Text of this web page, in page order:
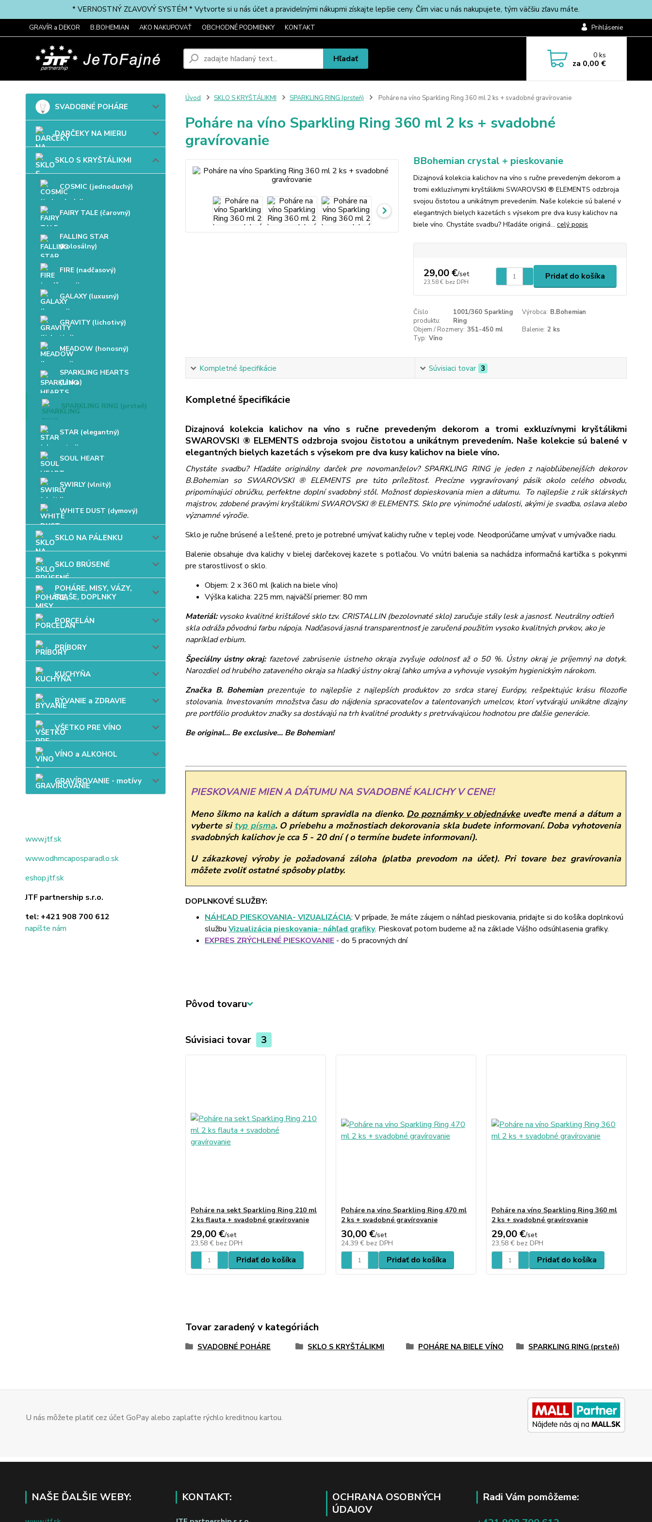
* VERNOSTNÝ ZĽAVOVÝ SYSTÉM * Vytvorte si u nás účet a pravidelnými nákupmi získajte lepšie ceny. Čím viac u nás nakupujete, tým väčšiu zľavu máte.
GRAVÍR a DEKOR B.BOHEMIAN AKO NAKUPOVAŤ OBCHODNÉ PODMIENKY KONTAKT Prihlásenie
Hľadať 0ks
za 0,00 €
SVADOBNÉ POHÁRE
DARČEKY NA MIERU
SKLO S KRYŠTÁLIKMI
COSMIC (jednoduchý)
FAIRY TALE (čarovný)
FALLING STAR
(kolosálny)
FIRE (nadčasový)
GALAXY (luxusný)
GRAVITY (lichotivý)
MEADOW (honosný)
SPARKLING HEARTS
(láska)
SPARKLING RING (prsteň)
STAR (elegantný)
SOUL HEART
SWIRLY (vlnitý)
WHITE DUST (dymový)
SKLO NA PÁLENKU
SKLO BRÚSENÉ
POHÁRE, MISY, VÁZY,
FĽAŠE, DOPLNKY
PORCELÁN
PRÍBORY
KUCHYŇA
BÝVANIE a ZDRAVIE
VŠETKO PRE VÍNO
VÍNO a ALKOHOL
GRAVÍROVANIE - motívy
www.jtf.sk
www.odhrncaposparadlo.sk
eshop.jtf.sk
JTF partnership s.r.o.
tel: +421 908 700 612
napíšte nám
Úvod SKLO S KRYŠTÁLIKMI SPARKLING RING (prsteň) Poháre na víno Sparkling Ring 360 ml 2 ks + svadobné gravírovanie
Poháre na víno Sparkling Ring 360 ml 2 ks + svadobné
gravírovanie
BBohemian crystal + pieskovanie
Dizajnová kolekcia kalichov na víno s ručne prevedeným dekorom a
tromi exkluzívnymi kryštálikmi SWAROVSKI ® ELEMENTS odzbroja
svojou čistotou a unikátnym prevedením. Naše kolekcie sú balené v
elegantných bielych kazetách s výsekom pre dva kusy kalichov na
biele víno. Chystáte svadbu? Hľadáte originá... celý popis
29,00 €/set
23,58 € bez DPH
Pridať do košíka
Číslo
produktu:
1001/360 Sparkling
Ring
Výrobca: B.Bohemian
Objem / Rozmery: 351-450 ml Balenie: 2 ks
Typ: Víno
Kompletné špecifikácie Súvisiaci tovar 3
Kompletné špecifikácie
Dizajnová kolekcia kalichov na víno s ručne prevedeným dekorom a tromi exkluzívnymi kryštálikmi
SWAROVSKI ® ELEMENTS odzbroja svojou čistotou a unikátnym prevedením. Naše kolekcie sú balené v
elegantných bielych kazetách s výsekom pre dva kusy kalichov na biele víno.
Chystáte svadbu? Hľadáte originálny darček pre novomanželov? SPARKLING RING je jeden z najobľúbenejších dekorov
B.Bohemian so SWAROVSKI ® ELEMENTS pre túto príležitosť. Precízne vygravírovaný pásik okolo celého obvodu,
pripomínajúci obrúčku, perfektne doplní svadobný stôl. Možnosť dopieskovania mien a dátumu. To najlepšie z rúk sklárskych
majstrov, zdobené pravými kryštálikmi SWAROVSKI ® ELEMENTS. Sklo pre výnimočné udalosti, akými je svadba, oslava alebo
významné výročie.
Sklo je ručne brúsené a leštené, preto je potrebné umývať kalichy ručne v teplej vode. Neodporúčame umývať v umývačke riadu.
Balenie obsahuje dva kalichy v bielej darčekovej kazete s potlačou. Vo vnútri balenia sa nachádza informačná kartička s pokynmi
pre starostlivosť o sklo.
Objem: 2 x 360 ml (kalich na biele víno)
Výška kalicha: 225 mm, najväčší priemer: 80 mm
Materiál: vysoko kvalitné krištáľové sklo tzv. CRISTALLIN (bezolovnaté sklo) zaručuje stály lesk a jasnosť. Neutrálny odtieň
skla odráža pôvodnú farbu nápoja. Nadčasová jasná transparentnosť je zaručená použitím vysoko kvalitných prvkov, ako je
napríklad erbium.
Špeciálny ústny okraj:fazetové zabrúsenie ústneho okraja zvyšuje odolnosť až o 50 %. Ústny okraj je príjemný na dotyk.
Narozdiel od hrubého zataveného okraja sa hladký ústny okraj ľahko umýva a vyhovuje vysokým hygienickým nárokom.
Značka B. Bohemianprezentuje to najlepšie z najlepších produktov zo srdca starej Európy, rešpektujúc krásu filozofie
stolovania. Investovaním množstva času do nájdenia spracovateľov a talentovaných umelcov, ktorí vytvárajú unikátne dizajny
pre portfólio produktov značky sa dostávajú na trh kvalitné produkty s pretrvávajúcou hodnotou pre ďalšie generácie.
Be original... Be exclusive... Be Bohemian!
PIESKOVANIE MIEN A DÁTUMU NA SVADOBNÉ KALICHY V CENE!
Meno šikmo na kalich a dátum spravidla na dienko. Do poznámky v objednávkeuveďte mená a dátum a
vyberte si typ písma. O priebehu a možnostiach dekorovania skla budete informovaní. Doba vyhotovenia
svadobných kalichov je cca 5 - 20 dní ( o termíne budete informovaní).
U zákazkovej výroby je požadovaná záloha (platba prevodom na účet). Pri tovare bez gravírovania
môžete zvoliť ostatné spôsoby platby.
DOPLNKOVÉ SLUŽBY:
NÁHĽAD PIESKOVANIA- VIZUALIZÁCIA: V prípade, že máte záujem o náhľad pieskovania, pridajte si do košíka doplnkovú
službu Vizualizácia pieskovania- náhľad grafiky. Pieskovať potom budeme až na základe Vášho odsúhlasenia grafiky.
EXPRES ZRÝCHLENÉ PIESKOVANIE- do 5 pracovných dní
Pôvod tovaru
Súvisiaci tovar 3
Poháre na sekt Sparkling Ring 210 ml
2 ks flauta + svadobné gravírovanie
29,00 €/set
23,58 € bez DPH
Pridať do košíka
Poháre na víno Sparkling Ring 470 ml
2 ks + svadobné gravírovanie
30,00 €/set
24,39 € bez DPH
Pridať do košíka
Poháre na víno Sparkling Ring 360 ml
2 ks + svadobné gravírovanie
29,00 €/set
23,58 € bez DPH
Pridať do košíka
Tovar zaradený v kategóriách
SVADOBNÉ POHÁRE SKLO S KRYŠTÁLIKMI POHÁRE NA BIELE VÍNO SPARKLING RING (prsteň)
U nás môžete platiť cez účet GoPay alebo zaplaťte rýchlo kreditnou kartou.
NAŠE ĎALŠIE WEBY: KONTAKT:
OCHRANA OSOBNÝCH
ÚDAJOV
Radi Vám pomôžeme: